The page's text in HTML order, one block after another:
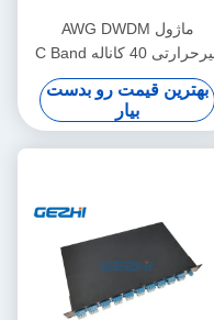
ماژول AWG DWDM
غیرحرارتی 40 کاناله C Band
100 گیگاهرتز برای انتقال
WDM در شبکه‌های شهری و
دوربرد
بهترین قیمت رو بدست
بیار